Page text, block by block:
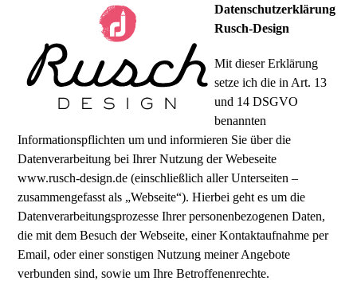
mobile
menu
mobile
menu
Datenschutzerklärung
Rusch-Design
Mit dieser Erklärung
setze ich die in Art. 13
und 14 DSGVO
benannten
Informationspflichten um und informieren Sie über die
Datenverarbeitung bei Ihrer Nutzung der Webeseite
www.rusch-design.de (einschließlich aller Unterseiten –
zusammengefasst als „Webseite“). Hierbei geht es um die
Datenverarbeitungsprozesse Ihrer personenbezogenen Daten,
die mit dem Besuch der Webseite, einer Kontaktaufnahme per
Email, oder einer sonstigen Nutzung meiner Angebote
verbunden sind, sowie um Ihre Betroffenenrechte.